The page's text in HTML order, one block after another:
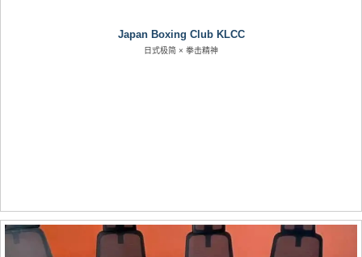
Japan Boxing Club KLCC
日式极简 × 拳击精神